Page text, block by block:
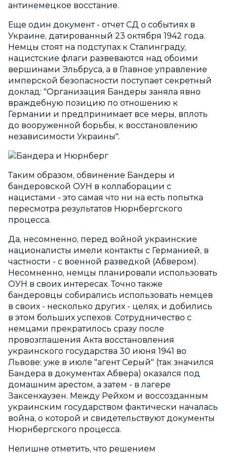
антинемецкое восстание.
Еще один документ - отчет СД о событиях в
Украине, датированный 23 октября 1942 года.
Немцы стоят на подступах к Сталинграду,
нацистские флаги развеваются над обоими
вершинами Эльбруса, а в Главное управление
имперской безопасности поступает секретный
доклад: "Организация Бандеры заняла явно
враждебную позицию по отношению к
Германии и предпринимает все меры, вплоть
до вооруженной борьбы, к восстановлению
независимости Украины".
Таким образом, обвинение Бандеры и
бандеровской ОУН в коллаборации с
нацистами - это самая что ни на есть попытка
пересмотра результатов Нюрнбергского
процесса.
Да, несомненно, перед войной украинские
националисты имели контакты с Германией, в
частности - с военной разведкой (Абвером).
Несомненно, немцы планировали использовать
ОУН в своих интересах. Точно также
бандеровцы собирались использовать немцев
в своих - несколько других - целях, и добились
в этом больших успехов. Сотрудничество с
немцами прекратилось сразу после
провозглашения Акта восстановления
украинского государства 30 июня 1941 во
Львове: уже в июле "агент Серый" (так значился
Бандера в документах Абвера) оказался под
домашним арестом, а затем - в лагере
Заксенхаузен. Между Рейхом и воссозданным
украинским государством фактически началась
война, о которой и свидетельствуют документы
Нюрнбергского процесса.
Нелишне отметить, что решением